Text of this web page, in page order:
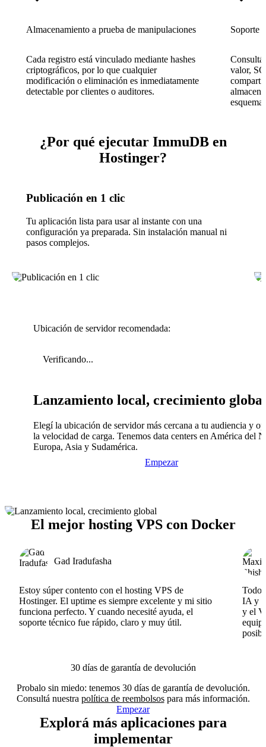
Almacenamiento a prueba de manipulaciones
Cada registro está vinculado mediante hashes
criptográficos, por lo que cualquier
modificación o eliminación es inmediatamente
detectable por clientes o auditores.
Soporte
Consultá
valor,
¿Por qué ejecutar ImmuDB en
Hostinger?
Publicación en 1 clic
Tu aplicación lista para usar al instante con una
configuración ya preparada. Sin instalación manual ni
pasos complejos.
Ubicación de servidor recomendada:
Verificando...
Lanzamiento local, crecimiento global
Elegí la ubicación de servidor más cercana a tu audiencia y
la velocidad de carga. Tenemos data centers en América del
Europa, Asia y Sudamérica.
Empezar
El mejor hosting VPS con Docker
Gad Iradufasha
Estoy súper contento con el hosting VPS de
Hostinger. El uptime es siempre excelente y mi sitio
funciona perfecto. Y cuando necesité ayuda, el
soporte técnico fue rápido, claro y muy útil.
Todo
IA y
y el
30 días de garantía de devolución
Probalo sin miedo: tenemos 30 días de garantía de devolución.
Consultá nuestra política de reembolsospara más información.
Empezar
Explorá más aplicaciones para
implementar